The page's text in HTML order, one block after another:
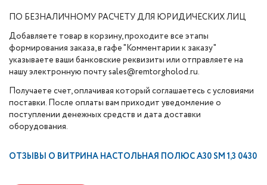
ПО БЕЗНАЛИЧНОМУ РАСЧЕТУ ДЛЯ ЮРИДИЧЕСКИХ ЛИЦ
Добавляете товар в корзину, проходите все этапы
формирования заказа, в гафе "Комментарии к заказу"
указываете ваши банковские реквизиты или отправляете на
нашу электронную почту sales@remtorgholod.ru.
Получаете счет, оплачивая который соглашаетесь с условиями
поставки. После оплаты вам приходит уведомление о
поступлении денежных средств и дата доставки
оборудования.
ОТЗЫВЫ О ВИТРИНА НАСТОЛЬНАЯ ПОЛЮС А30 SM 1,3 0430